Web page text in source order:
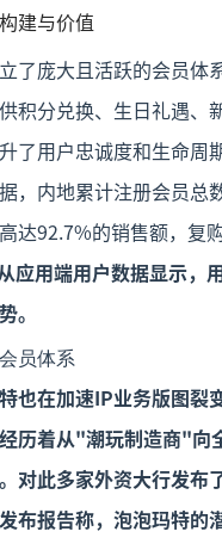
建与价值
了庞大且活跃的会员体
积分兑换、生日礼遇、
了用户忠诚度和生命周
，内地累计注册会员总
达92.7%的销售额，复
应用端用户数据显示，
。
也在加速IP业务版图裂
历着从"潮玩制造商"向
对此多家外资大行发布
布报告称，泡泡玛特的